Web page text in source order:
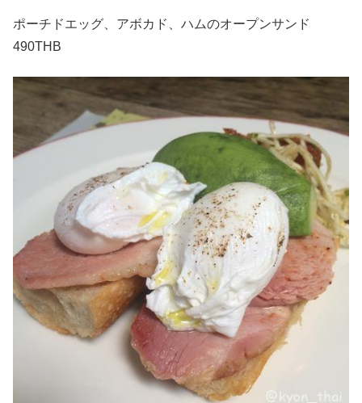
ポーチドエッグ、アボカド、ハムのオープンサンド
490THB